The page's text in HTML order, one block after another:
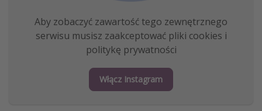
Aby zobaczyć zawartość tego zewnętrznego
serwisu musisz zaakceptować pliki cookies i
politykę prywatności
Włącz Instagram